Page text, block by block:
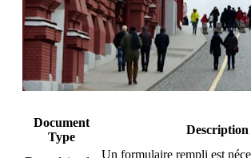
Document
Type
Description
Un formulaire rempli est